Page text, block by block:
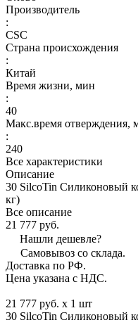
Производитель
:
CSC
Страна происхождения
:
Китай
Время жизни, мин
:
40
Макс.время отверждения,
:
240
Все характеристики
Описание
30 SilcoTin Силиконовый
кг)
Все описание
21 777 руб.
Нашли дешевле?
Самовывоз со склада.
Доставка по РФ.
Цена указана с НДС.
21 777 руб. x 1 шт
30 SilcoTin Силиконовый